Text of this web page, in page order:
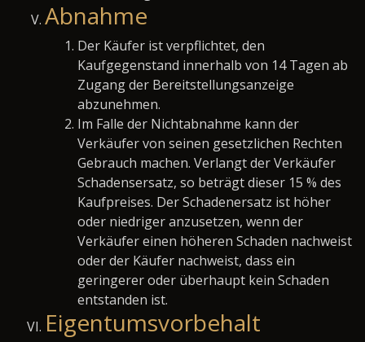
Abnahme
Der Käufer ist verpflichtet, den
Kaufgegenstand innerhalb von 14 Tagen ab
Zugang der Bereitstellungsanzeige
abzunehmen.
Im Falle der Nichtabnahme kann der
Verkäufer von seinen gesetzlichen Rechten
Gebrauch machen. Verlangt der Verkäufer
Schadensersatz, so beträgt dieser 15 % des
Kaufpreises. Der Schadenersatz ist höher
oder niedriger anzusetzen, wenn der
Verkäufer einen höheren Schaden nachweist
oder der Käufer nachweist, dass ein
geringerer oder überhaupt kein Schaden
entstanden ist.
Eigentumsvorbehalt